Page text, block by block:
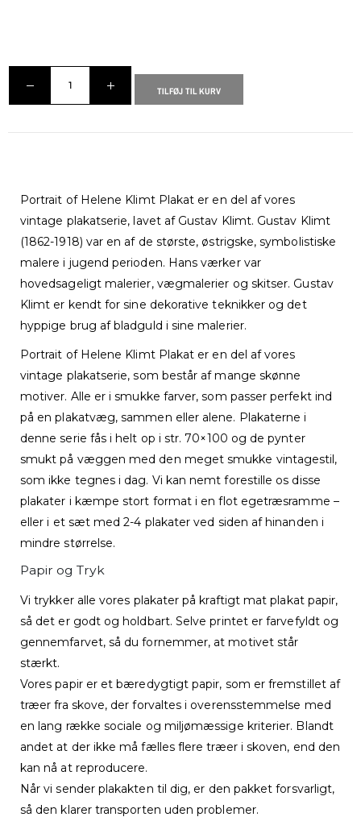
TILFØJ TIL KURV
Portrait of Helene Klimt Plakat er en del af vores
vintage plakatserie, lavet af Gustav Klimt. Gustav Klimt
(1862-1918) var en af ​​de største, østrigske, symbolistiske
malere i jugend perioden. Hans værker var
hovedsageligt malerier, vægmalerier og skitser. Gustav
Klimt er kendt for sine dekorative teknikker og det
hyppige brug af bladguld i sine malerier.
Portrait of Helene Klimt Plakat er en del af vores
vintage plakatserie, som består af mange skønne
motiver. Alle er i smukke farver, som passer perfekt ind
på en plakatvæg, sammen eller alene. Plakaterne i
denne serie fås i helt op i str. 70×100 og de pynter
smukt på væggen med den meget smukke vintagestil,
som ikke tegnes i dag. Vi kan nemt forestille os disse
plakater i kæmpe stort format i en flot egetræsramme –
eller i et sæt med 2-4 plakater ved siden af hinanden i
mindre størrelse.
Papir og Tryk
Vi trykker alle vores plakater på kraftigt mat plakat papir,
så det er godt og holdbart. Selve printet er farvefyldt og
gennemfarvet, så du fornemmer, at motivet står
stærkt.
Vores papir er et bæredygtigt papir, som er fremstillet af
træer fra skove, der forvaltes i overensstemmelse med
en lang række sociale og miljømæssige kriterier. Blandt
andet at der ikke må fælles flere træer i skoven, end den
kan nå at reproducere.
Når vi sender plakakten til dig, er den pakket forsvarligt,
så den klarer transporten uden problemer.